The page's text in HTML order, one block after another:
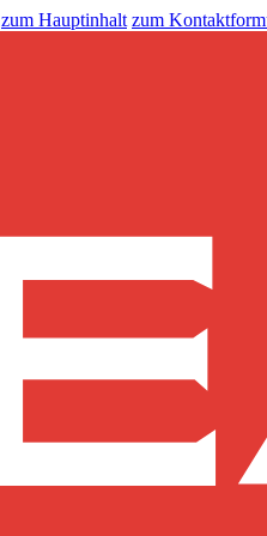
zum Hauptinhalt zum